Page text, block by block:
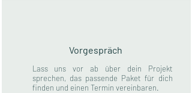
Vorgespräch
Lass uns vor ab über dein Projekt
sprechen, das passende Paket für dich
finden und einen Termin vereinbaren.